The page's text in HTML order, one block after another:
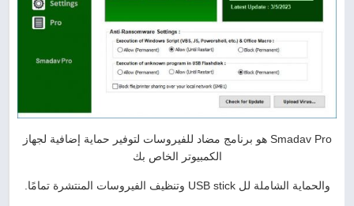
Smadav Pro هو برنامج مضا
د للفيروسات لتوفير حماية إضافية لجهاز
الكمبيوتر الخاص بك
والحماية الشاملة لل USB stick وتنظيف الفيروسات المنتشرة تمامًا.